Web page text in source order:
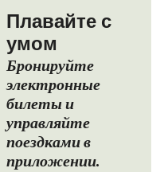
Плавайте с
умом
Бронируйте
электронные
билеты и
управляйте
поездками в
приложении.